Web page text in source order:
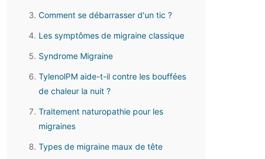
Comment se débarrasser d'un tic ?
Les symptômes de migraine classique
Syndrome Migraine
TylenolPM aide-t-il contre les bouffées
de chaleur la nuit ?
Traitement naturopathie pour les
migraines
Types de migraine maux de tête